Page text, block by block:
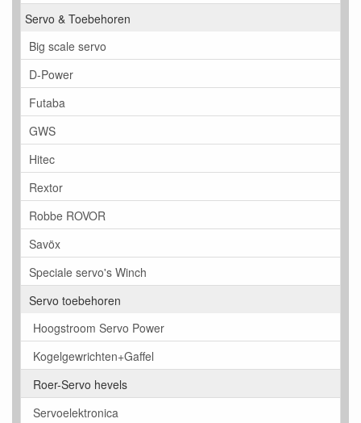
Servo & Toebehoren
Big scale servo
D-Power
Futaba
GWS
Hitec
Rextor
Robbe ROVOR
Savöx
Speciale servo's Winch
Servo toebehoren
Hoogstroom Servo Power
Kogelgewrichten+Gaffel
Roer-Servo hevels
Servoelektronica